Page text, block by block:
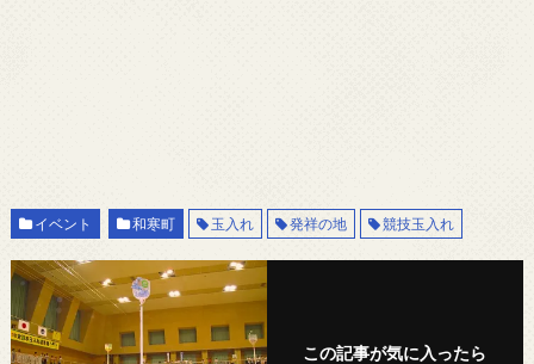
イベント 和寒町 玉入れ 発祥の地 競技玉入れ
この記事が気に入ったら